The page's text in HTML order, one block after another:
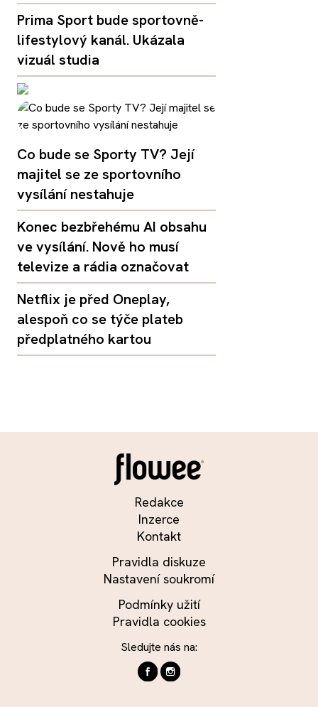
Prima Sport bude sportovně-
lifestylový kanál. Ukázala
vizuál studia
Co bude se Sporty TV? Její
majitel se ze sportovního
vysílání nestahuje
Konec bezbřehému AI obsahu
ve vysílání. Nově ho musí
televize a rádia označovat
Netflix je před Oneplay,
alespoň co se týče plateb
předplatného kartou
Redakce
Inzerce
Kontakt
Pravidla diskuze
Nastavení soukromí
Podmínky užití
Pravidla cookies
Sledujte nás na: